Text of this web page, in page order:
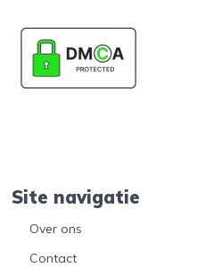
Site navigatie
Over ons
Contact